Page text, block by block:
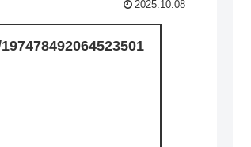
2025.10.08